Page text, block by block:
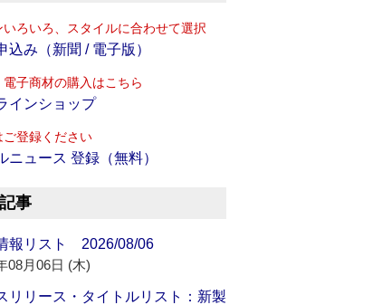
いろいろ、スタイルに合わせて選択
込み（新聞 / 電子版）
電子商材の購入はこちら
インショップ
ご登録ください
ニュース 登録（無料）
事
報リスト 2026/08/06
08月06日 (木)
リリース・タイトルリスト：新製